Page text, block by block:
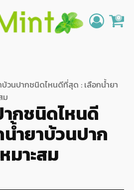
0
บ้วนปากชนิดไหนดีที่สุด : เลือกน้ำยา
ม
กชนิดไหนดี
ำยาบ้วนปาก
มาะสม